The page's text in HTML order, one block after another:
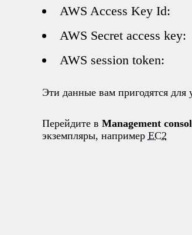
AWS Access Key Id:
AWS Secret access key:
AWS session token:
Эти данные вам пригодятся для
Перейдите в Management
экземпляры, например EC2